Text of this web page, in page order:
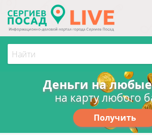
Деньги на
на карту любого
Получить